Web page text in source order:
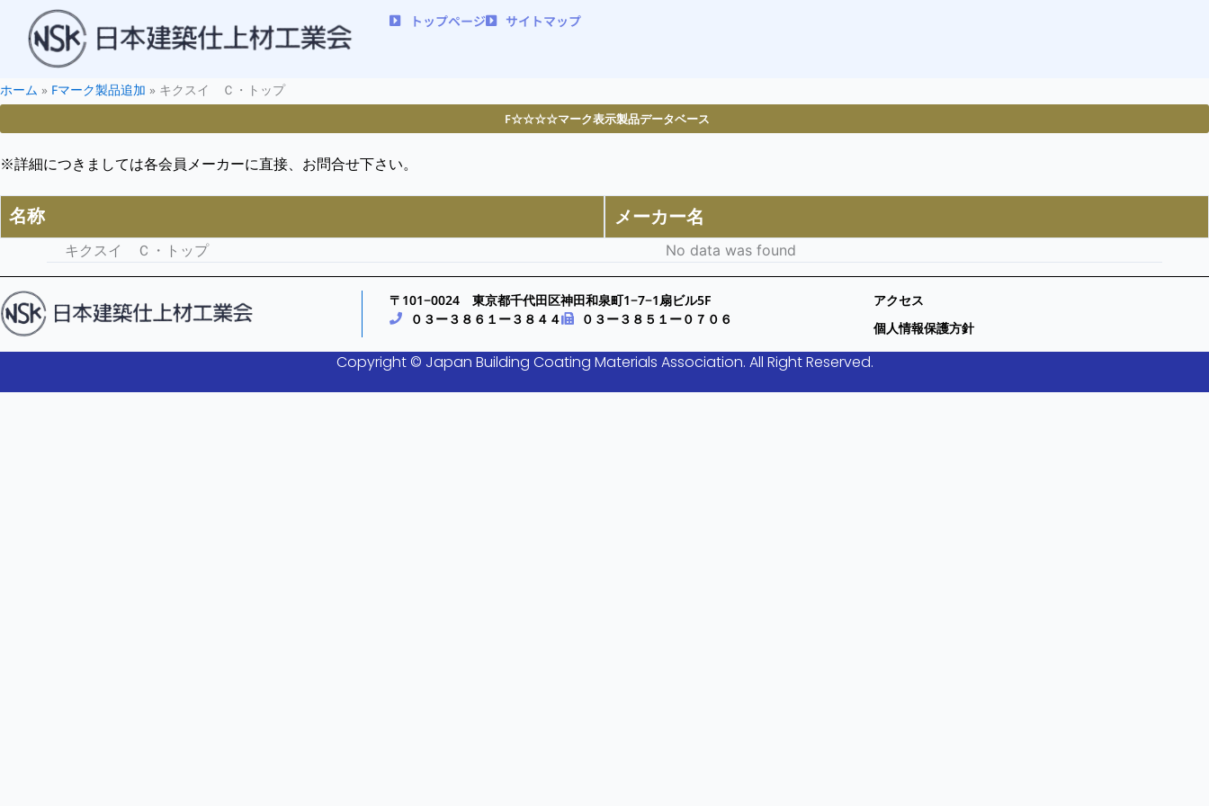
トップページ サイトマップ
ホーム » Fマーク製品追加 » キクスイ Ｃ・トップ
F☆☆☆☆マーク表示製品データベース
※詳細につきましては各会員メーカーに直接、お問合せ下さい。
名称 メーカー名
キクスイ Ｃ・トップ No data was found
〒101−0024 東京都千代田区神田和泉町1−7−1扇ビル5F
０３ー３８６１ー３８４４
０３ー３８５１ー０７０６
アクセス
個人情報保護方針
Copyright © Japan Building Coating Materials Association. All Right Reserved.